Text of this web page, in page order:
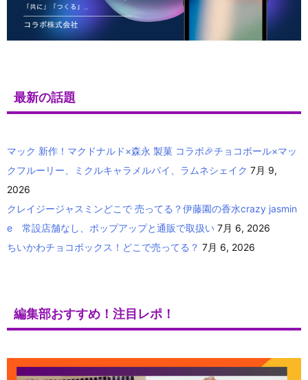
最新の話題
マック 新作！マクドナルド×森永 製菓 コラボ🎉チョコボール×マッ
クフルーリー、ミクルキャラメルパイ、ラムネシェイク 7月 9,
2026
クレイジージャスミンどこで 売ってる？伊藤園の香水crazy jasmin
e 常設店舗なし、ポップアップと通販で取扱い 7月 6, 2026
ちいかわチョコボックス！どこで売ってる？ 7月 6, 2026
編集部おすすめ！注目レポ！